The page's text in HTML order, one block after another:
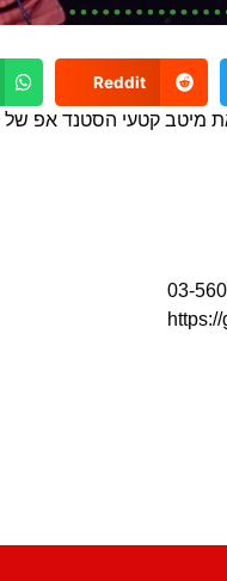
Reddit
מיטב קטעי הסטנד אפ